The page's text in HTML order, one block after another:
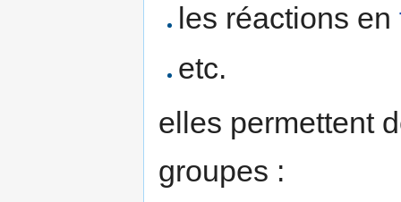
les réactions en
etc.
elles permettent
groupes :